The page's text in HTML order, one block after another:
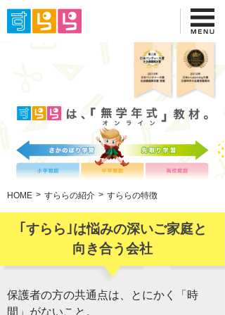
HOME すららの紹介 すららの特徴
｢すらら｣は悩みの深いご家庭と
向き合う会社
保護者の方の共通点は、とにかく「時
間」がないこと。